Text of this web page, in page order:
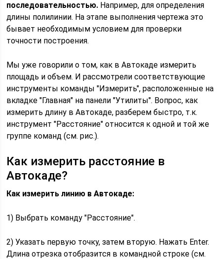
последовательностью. Например, для определения
длины полилинии. На этапе выполнения чертежа это
бывает необходимым условием для проверки
точности построения.
Мы уже говорили о том, как в Автокаде измерить
площадь и объем. И рассмотрели соответствующие
инструменты команды "Измерить", расположенные на
вкладке "Главная" на панели "Утилиты". Вопрос, как
измерить длину в Автокаде, разберем быстро, т.к.
инструмент "Расстояние" относится к одной и той же
группе команд (см. рис.).
Как измерить расстояние в
Автокаде?
Как измерить линию в Автокаде:
1) Выбрать команду "Расстояние".
2) Указать первую точку, затем вторую. Нажать Enter.
Длина отрезка отобразится в командной строке (см.